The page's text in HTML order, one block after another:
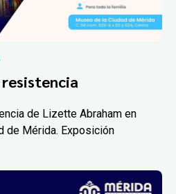
de Lizette Abraham en
de Mérida. Exposición